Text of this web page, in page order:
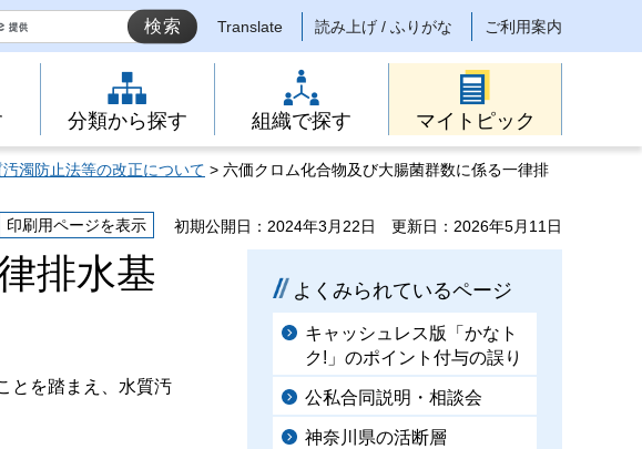
Translate 読み上げ / ふりがな ご利用案内
分類から探す 組織で探す マイトピック
濁防止法等の改正について > 六価クロム化合物及び大腸菌群数に係る一律排
印刷用ページを表示
初期公開日：2024年3月22日 更新日：2026年5月11日
排水基
とを踏まえ、水質汚
よくみられているページ
キャッシュレス版「かなト
ク!」のポイント付与の誤り
公私合同説明・相談会
神奈川県の活断層